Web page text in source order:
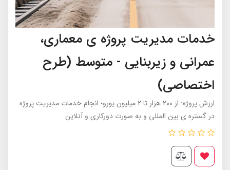
خدمات مدیریت پروژه ی معماری،
عمرانی و زیربنایی - متوسط (طرح
اختصاصی)
ارزش پروژه: از 200 هزار تا 2 میلیون یورو؛ انجام خدمات مدیریت پروژه
در گستره ی بین المللی و به صورت دورکاری و آنلاین